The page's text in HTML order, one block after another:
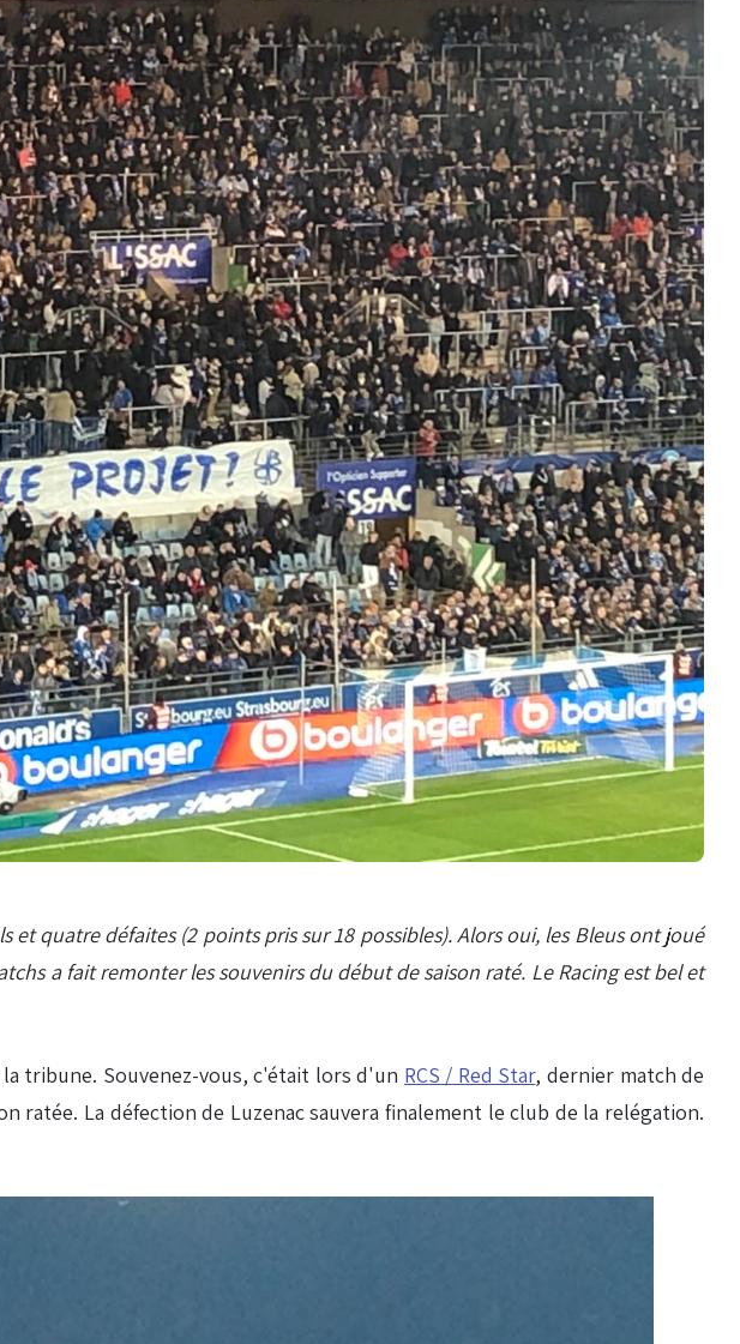
quatre défaites (2 points pris sur 18 possibles). Alors oui, les Bleus ont joué
a fait remonter les souvenirs du début de saison raté. Le Racing est bel et
tribune. Souvenez-vous, c'était lors d'un RCS / Red Star, dernier match de
ratée. La défection de Luzenac sauvera finalement le club de la relégation.